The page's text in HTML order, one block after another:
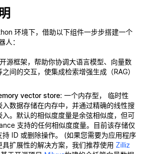
环境下，借助以下组件一步步搭建一个
人：
源框架，帮助你协调大语言模型、向量数
间的交互，使集成检索增强生成（RAG）
vector store: 一个内存型， 临时性
入数据存储在内存中，并通过精确的线性搜
入。默认的相似度度量是余弦相似度，但可
支持的任何相似度度量。目前该存储仅
ID 或删除操作。 (如果您需要为应用程序
具扩展性的解决方案，我们推荐使用 Zilliz